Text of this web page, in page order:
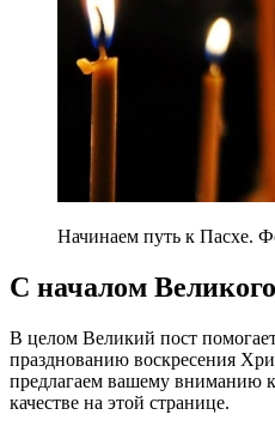
Начинаем путь к Пасхе.
С началом
В целом Великий пост
празднованию воскресения
предлагаем вашему вниманию
качестве на этой странице.